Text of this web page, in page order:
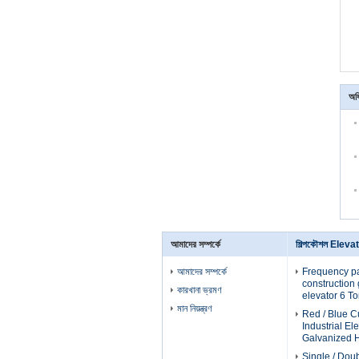
আমাদের সম্পর্কে
আমাদের সম্পর্কে
কারখানা ভ্রমণ
মান নিয়ন্ত্রণ
শিল্পকৌশল
Frequency
construction
elevator 6
Red / Blue
Industrial
Galvanized
Single /